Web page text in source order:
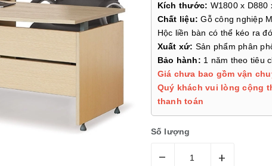
Kích thước: W1800 x D880
Chất liệu:Gỗ công nghiệp
Hộc liền bàn có thể kéo ra
Xuất xứ: Sản phẩm phân
Bảo hành: 1 năm theo tiêu
Giá chưa bao gồm vận
Quý khách vui lòng cộng
thanh toán
Số lượng
– +